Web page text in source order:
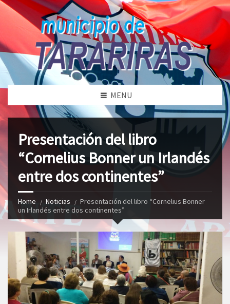
MENU
Presentación del libro
“Cornelius Bonner un Irlandés
entre dos continentes”
Home Noticias
Presentación del libro “Cornelius Bonner
un Irlandés entre dos continentes”